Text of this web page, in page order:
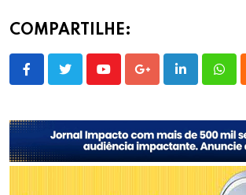
COMPARTILHE:
YoutubeGoogle+LinkedIn